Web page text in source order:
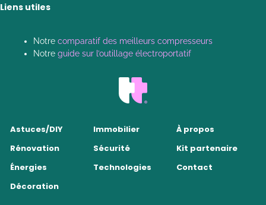
Liens utiles
Notre comparatif des meilleurs compresseurs
Notre guide sur l’outillage électroportatif
Astuces/DIY
Rénovation
Énergies
Décoration
Immobilier
Sécurité
Technologies
À propos
Kit partenaire
Contact